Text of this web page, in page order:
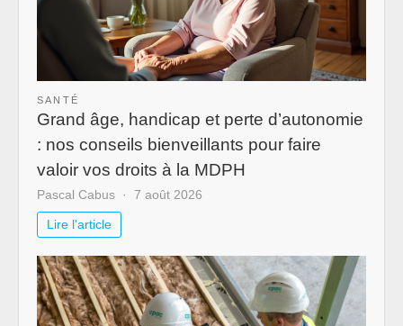
SANTÉ
Grand âge, handicap et perte d’autonomie
: nos conseils bienveillants pour faire
valoir vos droits à la MDPH
Pascal Cabus 7 août 2026
Lire l'article